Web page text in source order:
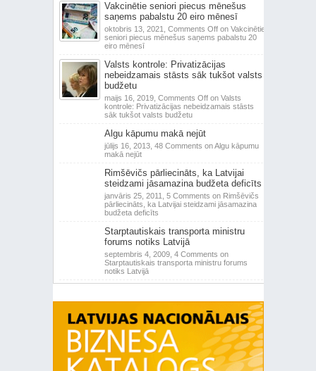
Vakcinētie seniori piecus mēnešus
saņems pabalstu 20 eiro mēnesī
oktobris 13, 2021, Comments Offon Vakcinētie
seniori piecus mēnešus saņems pabalstu 20
eiro mēnesī
Valsts kontrole: Privatizācijas
nebeidzamais stāsts sāk tukšot valsts
budžetu
maijs 16, 2019, Comments Offon Valsts
kontrole: Privatizācijas nebeidzamais stāsts
sāk tukšot valsts budžetu
Algu kāpumu makā nejūt
jūlijs 16, 2013, 48 Comments on Algu kāpumu
makā nejūt
Rimšēvičs pārliecināts, ka Latvijai
steidzami jāsamazina budžeta deficīts
janvāris 25, 2011, 5 Comments on Rimšēvičs
pārliecināts, ka Latvijai steidzami jāsamazina
budžeta deficīts
Starptautiskais transporta ministru
forums notiks Latvijā
septembris 4, 2009, 4 Comments on
Starptautiskais transporta ministru forums
notiks Latvijā